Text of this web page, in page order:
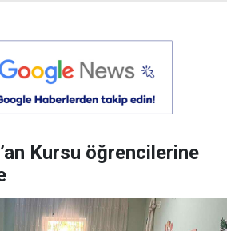
Kursu öğrencilerine